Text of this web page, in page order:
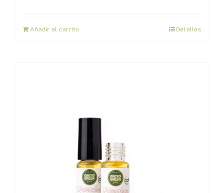
Añadir al carrito Detalles